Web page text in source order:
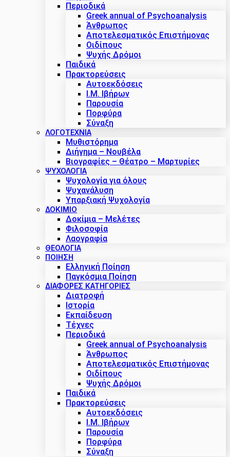
Περιοδικά
Greek annual of Psychoanalysis
Άνθρωπος
Αποτελεσματικός Επιστήμονας
Οιδίπους
Ψυχής Δρόμοι
Παιδικά
Πρακτoρεύσεις
Αυτοεκδόσεις
Ι.Μ. Ιβήρων
Παρουσία
Πορφύρα
Σύναξη
ΛΟΓΟΤΕΧΝΙΑ
Μυθιστόρημα
Διήγημα – Νουβέλα
Βιογραφίες – Θέατρο – Μαρτυρίες
ΨΥΧΟΛΟΓΙΑ
Ψυχολογία για όλους
Ψυχανάλυση
Υπαρξιακή Ψυχολογία
ΔΟΚΊΜΙΟ
Δοκίμια – Μελέτες
Φιλοσοφία
Λαογραφία
ΘΕΟΛΟΓΙΑ
ΠΟΙΗΣΗ
Ελληνική Ποίηση
Παγκόσμια Ποίηση
ΔΙΑΦΟΡΕΣ ΚΑΤΗΓΟΡΙΕΣ
Διατροφή
Ιστορία
Εκπαίδευση
Τέχνες
Περιοδικά
Greek annual of Psychoanalysis
Άνθρωπος
Αποτελεσματικός Επιστήμονας
Οιδίπους
Ψυχής Δρόμοι
Παιδικά
Πρακτoρεύσεις
Αυτοεκδόσεις
Ι.Μ. Ιβήρων
Παρουσία
Πορφύρα
Σύναξη